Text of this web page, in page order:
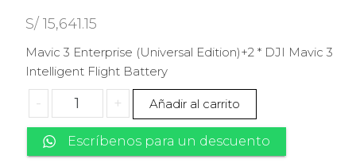
S/15,641.15
Mavic 3 Enterprise (Universal Edition)+2 * DJI Mavic 3
Intelligent Flight Battery
-
Mavic
3
Enterprise
(Universal
+ Añadir al carrito
Escríbenos para un descuento